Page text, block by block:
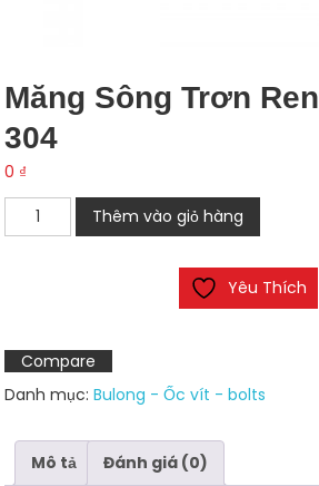
Măng Sông Trơn
304
0 ₫
Măng
sông
inox
304
số
Thêm vào giỏ hàng
Yêu Thích
Compare
Danh mục:Bulong - Ốc vít - bolts
Mô tả Đánh giá (0)